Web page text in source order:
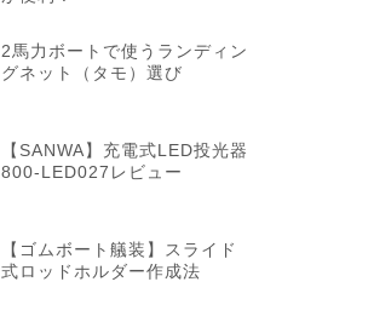
2馬力ボートで使うランディン
グネット（タモ）選び
【SANWA】充電式LED投光器
800-LED027レビュー
【ゴムボート艤装】スライド
式ロッドホルダー作成法